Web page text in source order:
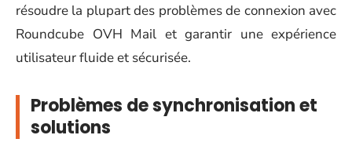
résoudre la plupart des problèmes de connexion avec
Roundcube OVH Mail et garantir une expérience
utilisateur fluide et sécurisée.
Problèmes de synchronisation et
solutions